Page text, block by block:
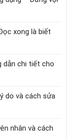
xong là biết
dẫn chi tiết cho
do và cách sửa
nhân và cách